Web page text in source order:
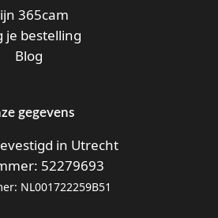
365cam
je bestelling
Blog
gegevens
in Utrecht
52279693
NL001722259B51